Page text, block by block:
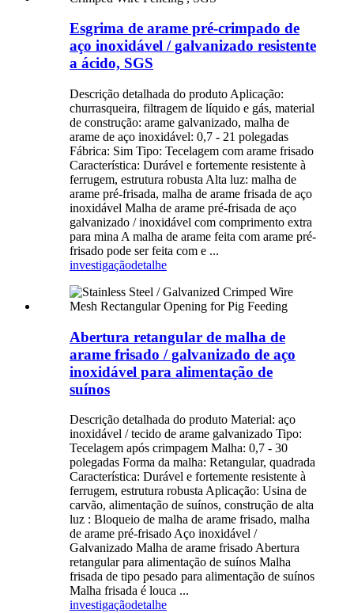
Esgrima de arame pré-crimpado de
aço inoxidável / galvanizado resistente
a ácido, SGS
Descrição detalhada do produto Aplicação:
churrasqueira, filtragem de líquido e gás, material
de construção: arame galvanizado, malha de
arame de aço inoxidável: 0,7 - 21 polegadas
Fábrica: Sim Tipo: Tecelagem com arame frisado
Característica: Durável e fortemente resistente à
ferrugem, estrutura robusta Alta luz: malha de
arame pré-frisada, malha de arame frisada de aço
inoxidável Malha de arame pré-frisada de aço
galvanizado / inoxidável com comprimento extra
para mina A malha de arame feita com arame pré-
frisado pode ser feita com e ...
investigaçãodetalhe
Abertura retangular de malha de
arame frisado / galvanizado de aço
inoxidável para alimentação de
suínos
Descrição detalhada do produto Material: aço
inoxidável / tecido de arame galvanizado Tipo:
Tecelagem após crimpagem Malha: 0,7 - 30
polegadas Forma da malha: Retangular, quadrada
Característica: Durável e fortemente resistente à
ferrugem, estrutura robusta Aplicação: Usina de
carvão, alimentação de suínos, construção de alta
luz : Bloqueio de malha de arame frisado, malha
de arame pré-frisado Aço inoxidável /
Galvanizado Malha de arame frisado Abertura
retangular para alimentação de suínos Malha
frisada de tipo pesado para alimentação de suínos
Malha frisada é louca ...
investigaçãodetalhe